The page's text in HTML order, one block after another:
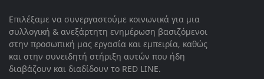
Επιλέξαμε να συνεργαστούμε κοινωνικά για μια
συλλογική & ανεξάρτητη ενημέρωση βασιζόμενοι
στην προσωπική μας εργασία και εμπειρία, καθώς
και στην συνειδητή στήριξη αυτών που ήδη
διαβάζουν και διαδίδουν το RED LINE.